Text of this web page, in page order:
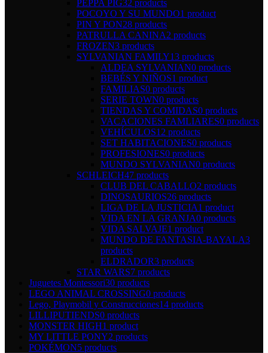
PEPPA PIG32 products
POCOYO Y SU MUNDO1 product
PIN Y PON28 products
PATRULLA CANINA2 products
FROZEN3 products
SYLVANIAN FAMILY13 products
ALDEA SYLVANIAN0 products
BEBÉS Y NIÑOS1 product
FAMILIAS0 products
SERIE TOWN0 products
TIENDAS Y COMIDAS0 products
VACACIONES FAMLIARES0 products
VEHÍCULOS12 products
SET HABITACIONES0 products
PROFESIONES0 products
MUNDO SYLVANIAN0 products
SCHLEICH47 products
CLUB DEL CABALLO2 products
DINOSAURIOS26 products
LIGA DE LA JUSTICIA1 product
VIDA EN LA GRANJA0 products
VIDA SALVAJE1 product
MUNDO DE FANTASIA-BAYALA3
products
ELDRADOR3 products
STAR WARS7 products
Juguetes Montessori30 products
LEGO ANIMAL CROSSING0 products
Lego, Playmobil y Construcciones14 products
LILLIPUTIENDS0 products
MONSTER HIGH1 product
MY LITTLE PONY2 products
POKÉMON5 products